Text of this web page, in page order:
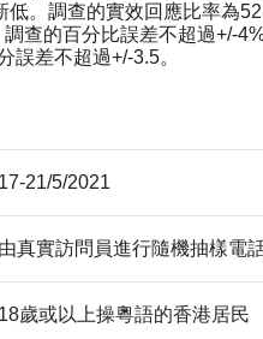
低。調查的實效回應比率為
查的百分比誤差不超過+/-
誤差不超過+/-3.5。
17-21/5/2021
由真實訪問員進行隨機抽樣電
18歲或以上操粵語的香港居民